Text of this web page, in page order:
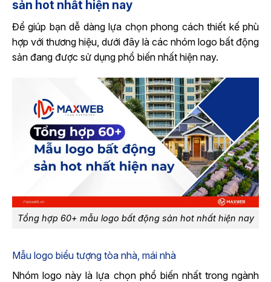
sản hot nhất hiện nay
Để giúp bạn dễ dàng lựa chọn phong cách thiết kế phù
hợp với thương hiệu, dưới đây là các nhóm logo bất động
sản đang được sử dụng phổ biến nhất hiện nay.
Tổng hợp 60+ mẫu logo bất động sản hot nhất hiện nay
Mẫu logo biểu tượng tòa nhà, mái nhà
Nhóm logo này là lựa chọn phổ biến nhất trong ngành